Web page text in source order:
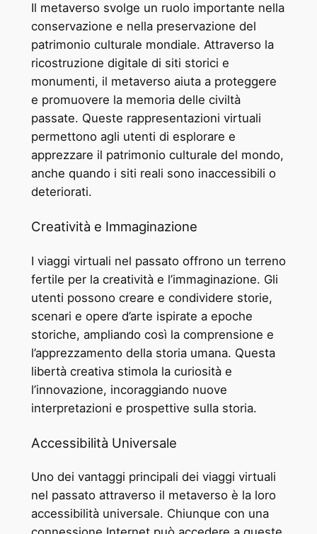
Il metaverso svolge un ruolo importante nella
conservazione e nella preservazione del
patrimonio culturale mondiale. Attraverso la
ricostruzione digitale di siti storici e
monumenti, il metaverso aiuta a proteggere
e promuovere la memoria delle civiltà
passate. Queste rappresentazioni virtuali
permettono agli utenti di esplorare e
apprezzare il patrimonio culturale del mondo,
anche quando i siti reali sono inaccessibili o
deteriorati.
Creatività e Immaginazione
I viaggi virtuali nel passato offrono un terreno
fertile per la creatività e l’immaginazione. Gli
utenti possono creare e condividere storie,
scenari e opere d’arte ispirate a epoche
storiche, ampliando così la comprensione e
l’apprezzamento della storia umana. Questa
libertà creativa stimola la curiosità e
l’innovazione, incoraggiando nuove
interpretazioni e prospettive sulla storia.
Accessibilità Universale
Uno dei vantaggi principali dei viaggi virtuali
nel passato attraverso il metaverso è la loro
accessibilità universale. Chiunque con una